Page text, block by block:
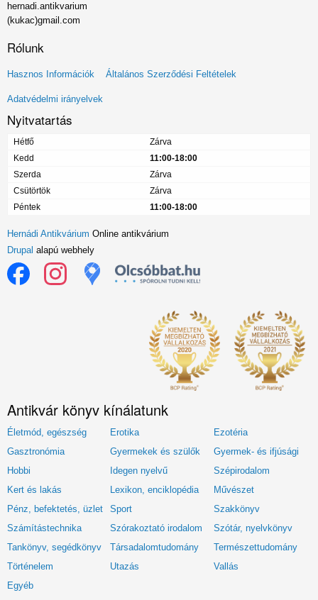
hernadi.antikvarium
(kukac)gmail.com
Rólunk
Lábléc
menü
Hasznos Információk Általános Szerződési Feltételek
Adatvédelmi irányelvek
Nyitvatartás
Hétfő
Zárva
Kedd
11:00-18:00
Szerda
Zárva
Csütörtök
Zárva
Péntek
11:00-18:00
Hernádi Antikvárium Online antikvárium
Drupal alapú webhely
Antikvár könyv kínálatunk
Életmód, egészség Erotika
Ezotéria
Gasztronómia
Gyermekek és szülők
Gyermek- és ifjúsági
Hobbi
Idegen nyelvű
Szépirodalom
Kert és lakás
Lexikon, enciklopédia
Művészet
Pénz, befektetés, üzlet
Sport
Szakkönyv
Számítástechnika
Szórakoztató irodalom
Szótár, nyelvkönyv
Tankönyv, segédkönyv
Társadalomtudomány
Természettudomány
Történelem
Utazás
Vallás
Egyéb